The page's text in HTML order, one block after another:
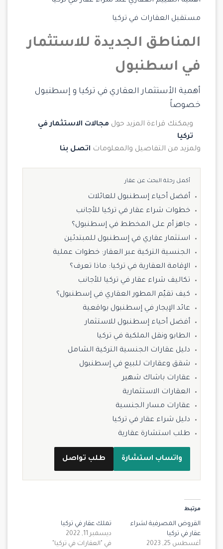
مستقبل العقارات في تركيا
المناطق الجديدة للاستثمار
في اسطنبول
أهمية الأستثمار العقاري في تركيا و إسطنبول
خصوصاً
ويمكنك قراءة المزيد حول مجالات الاستثمار في
تركيا
ولمزيد من التفاصيل والمعلومات اتصل بنا
أكمل رحلة البحث عن عقار
أفضل أحياء إسطنبول للعائلات
خطوات شراء عقار في تركيا للأجانب
جاهز أم على المخطط في إسطنبول؟
استثمار عقاري في إسطنبول للمبتدئين
الجنسية التركية عبر العقار: خطوات عملية
الإقامة العقارية في تركيا: ماذا تعرف؟
تكاليف شراء عقار في تركيا للأجانب
كيف تقيّم المطور العقاري في إسطنبول؟
عائد الإيجار في إسطنبول بواقعية
أفضل أحياء إسطنبول للاستثمار
الطابو ونقل الملكية في تركيا
دليل عقارات الجنسية التركية الشامل
شقق وعقارات للبيع في إسطنبول
عقارات باشاك شهير
العقارات الاستثمارية
عقارات مسار الجنسية
دليل شراء عقار في تركيا
طلب استشارة عقارية
واتساب استشارة طلب تواصل
مرتبط
القروض المصرفية لشراء
عقار في تركيا
أغسطس 25, 2023
تملك عقار في تركيا
ديسمبر 11, 2022
في "العقارات في تركيا"